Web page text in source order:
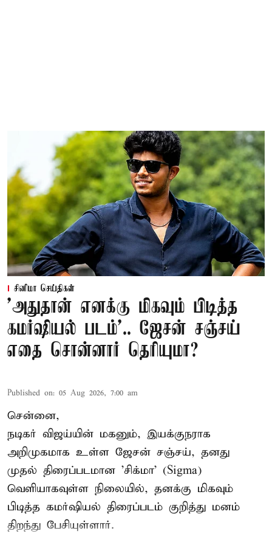
சினிமா செய்திகள்
'அதுதான் எனக்கு மிகவும் பிடித்த
கமர்ஷியல் படம்'.. ஜேசன் சஞ்சய்
எதை சொன்னார் தெரியுமா?
Published on: 05 Aug 2026, 7:00 am
சென்னை,
நடிகர் விஜய்யின் மகனும், இயக்குநராக
அறிமுகமாக உள்ள ஜேசன் சஞ்சய், தனது
முதல் திரைப்படமான 'சிக்மா' (Sigma)
வெளியாகவுள்ள நிலையில், தனக்கு மிகவும்
பிடித்த கமர்ஷியல் திரைப்படம் குறித்து மனம்
திறந்து பேசியுள்ளார்.